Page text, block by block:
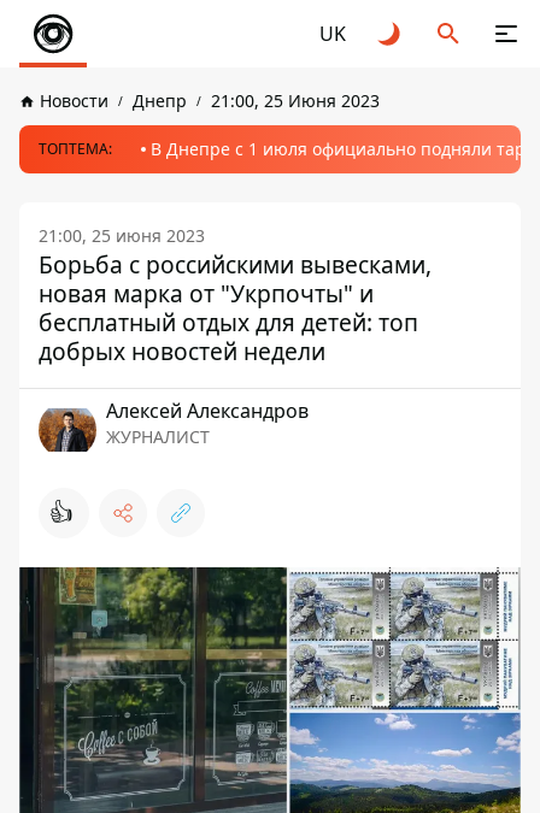
UK
Новости Днепр 21:00, 25 Июня 2023
ТОПТЕМА: В Днепре с 1 июля официально подняли
21:00, 25 июня 2023
Борьба с российскими вывесками,
новая марка от "Укрпочты" и
бесплатный отдых для детей: топ
добрых новостей недели
Алексей Александров
ЖУРНАЛИСТ
👍